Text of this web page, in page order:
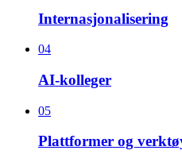
Internasjonalisering
04
AI-kolleger
05
Plattformer og